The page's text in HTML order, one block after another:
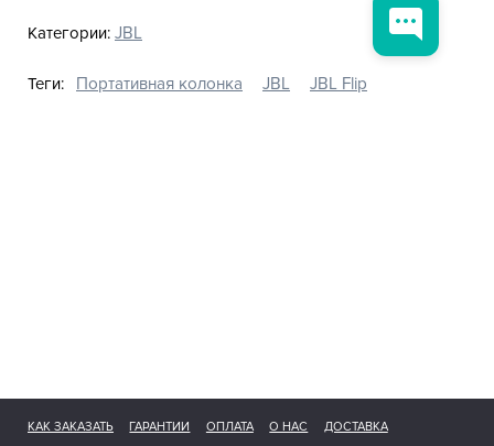
Категории: JBL
Теги: Портативная колонка JBL JBL Flip
КАК ЗАКАЗАТЬ ГАРАНТИИ ОПЛАТА О НАС ДОСТАВКА